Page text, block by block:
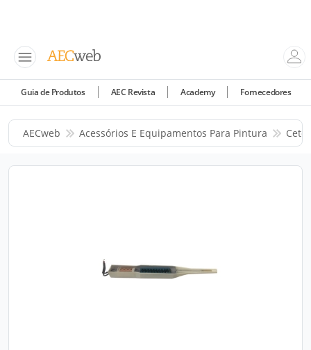
Guia de Produtos AEC Revista Academy Fornecedores
AECweb Acessórios E Equipamentos Para Pintura